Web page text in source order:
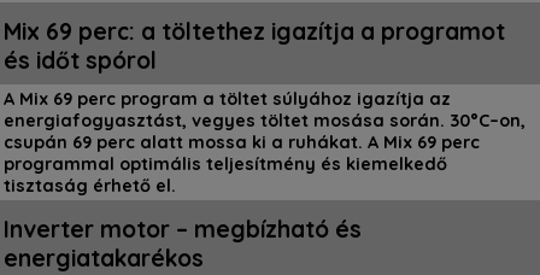
Mix 69 perc: a töltethez igazítja a programot
és időt spórol
A Mix 69 perc program a töltet súlyához igazítja az
energiafogyasztást, vegyes töltet mosása során. 30°C–on,
csupán 69 perc alatt mossa ki a ruhákat. A Mix 69 perc
programmal optimális teljesítmény és kiemelkedő
tisztaság érhető el.
Inverter motor – megbízható és
energiatakarékos